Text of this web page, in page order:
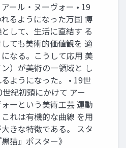
ール・ヌーヴォー • 19
るようになった万国 博
して、生活に直結す る
ても美術的価値観を 適
なる。こうして応用 美
）が美術の一領域と し
ようになった。 • 19世
紀初頭にかけて アー
ーという美術工芸 運動
れは有機的な曲線 を用
きな特徴である。 スタ
猫』ポスター》